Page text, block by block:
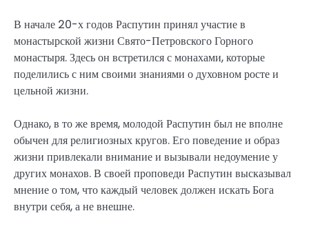
В начале 20-х годов Распутин принял участие в
монастырской жизни Свято-Петровского Горного
монастыря. Здесь он встретился с монахами, которые
поделились с ним своими знаниями о духовном росте и
цельной жизни.
Однако, в то же время, молодой Распутин был не вполне
обычен для религиозных кругов. Его поведение и образ
жизни привлекали внимание и вызывали недоумение у
других монахов. В своей проповеди Распутин высказывал
мнение о том, что каждый человек должен искать Бога
внутри себя, а не внешне.